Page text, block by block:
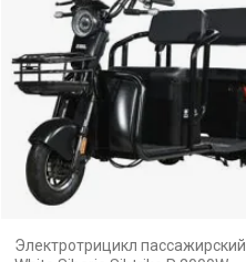
Электротрицикл пассажирский